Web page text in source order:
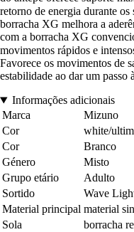
retorno de energia durante
borracha XG melhora a
com a borracha XG
movimentos rápidos e
Favorece os movimentos de
estabilidade ao dar um passo
Informações adicionais
Marca
Mizuno
Cor
white/
Cor
Branco
Género
Misto
Grupo etário
Adulto
Sortido
Wave
Material principal material
Sola
borracha